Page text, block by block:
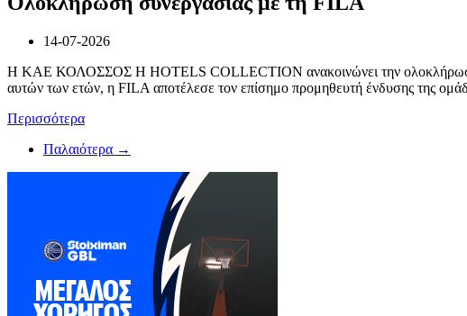
14-07-2026
Η ΚΑΕ ΚΟΛΟΣΣΟΣ H HOTELS COLLECTION ανακοινώνει την ολοκλήρωση
αυτών των ετών, η FILA αποτέλεσε τον επίσημο προμηθευτή ένδυσης της
Περισσότερα
Παλαιότερα →